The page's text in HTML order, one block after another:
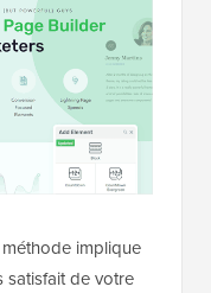
implique
satisfait de votre